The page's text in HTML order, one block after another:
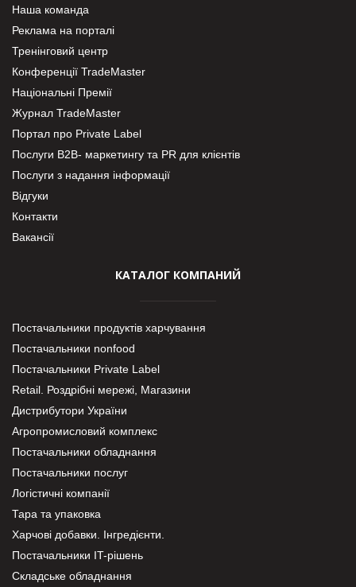
Наша команда
Реклама на порталі
Тренінговий центр
Конференції TradeMaster
Національні Премії
Журнал TradeMaster
Портал про Private Label
Послуги В2В- маркетингу та PR для клієнтів
Послуги з надання інформації
Відгуки
Контакти
Вакансії
КАТАЛОГ КОМПАНИЙ
Постачальники продуктів харчування
Постачальники nonfood
Постачальники Private Label
Retail. Роздрібні мережі, Магазини
Дистрибутори України
Агропромисловий комплекс
Постачальники обладнання
Постачальники послуг
Логістичні компанії
Тара та упаковка
Харчові добавки. Інгредієнти.
Постачальники IT-рішень
Складське обладнання